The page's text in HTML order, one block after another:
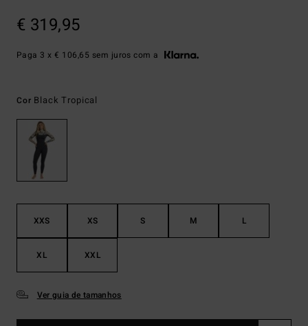
€ 319,95
Paga 3 x € 106,65 sem juros com a
Cor Black Tropical
XXS XS S M L
XL XXL
Ver guia de tamanhos